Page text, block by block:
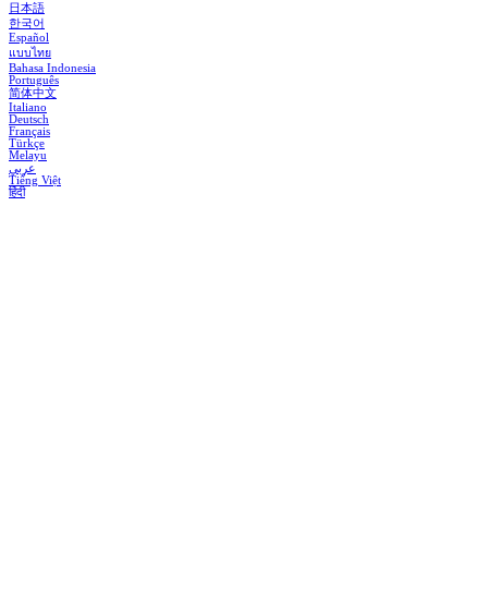
日本語
한국어
Español
แบบไทย
Bahasa Indonesia
Português
简体中文
Italiano
Deutsch
Français
Türkçe
Melayu
عربي
Tiếng Việt
हिंदी